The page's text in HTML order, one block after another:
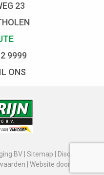
23
9999
ONS
BV | Sitemap Disclaimer
Website door: DORST